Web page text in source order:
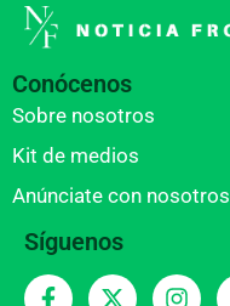
Conócenos
Sobre nosotros
Kit de medios
Anúnciate con nosotros
Síguenos
F X I